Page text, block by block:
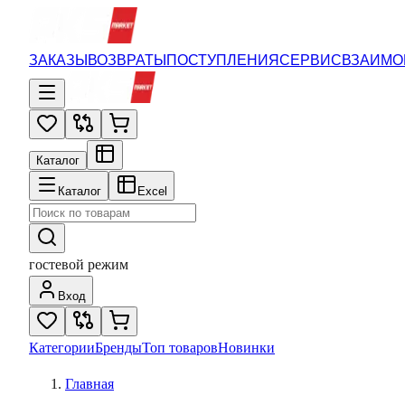
ЗАКАЗЫВОЗВРАТЫПОСТУПЛЕНИЯСЕРВИС
Каталог
Каталог Excel
гостевой режим
Вход
КатегорииБрендыТоп товаровНовинки
Главная